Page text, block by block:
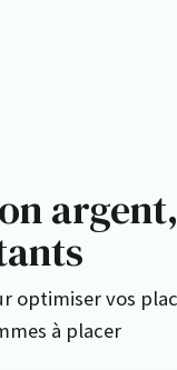
optimiser vos
à placer